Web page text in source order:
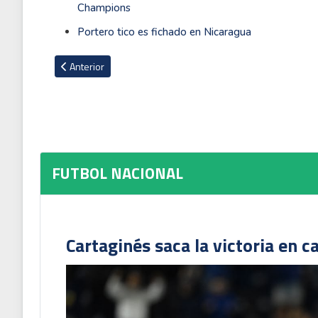
Champions
Portero tico es fichado en Nicaragua
Artículo anterior: Joel Campbell genera noticia en Olimpia de
Anterior
FUTBOL NACIONAL
Cartaginés saca la victoria en